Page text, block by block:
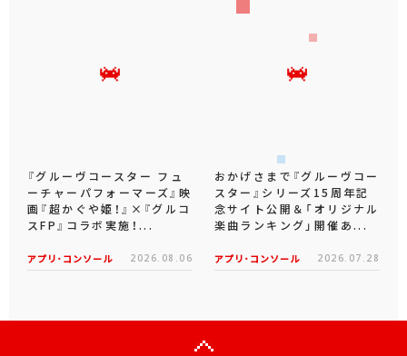
『グルーヴコースター フュ
ーチャーパフォーマーズ』映
画『超かぐや姫！』×『グルコ
スFP』コラボ実施！...
アプリ･コンソール 2026.08.06
おかげさまで『グルーヴコー
スター』シリーズ15周年記
念サイト公開＆「オリジナル
楽曲ランキング」開催あ...
アプリ･コンソール 2026.07.28